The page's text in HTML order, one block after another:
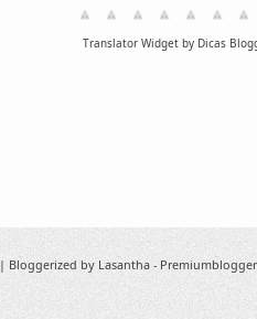
Translator Widget by Dicas
| Bloggerized by Lasantha -